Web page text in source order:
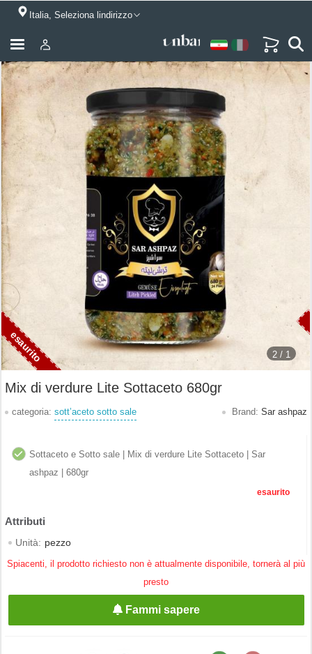
Italia, Seleziona lindirizzo
2 / 1
Mix di verdure Lite Sottaceto 680gr
categoria: sott’aceto sotto sale Brand: Sar ashpaz
Sottaceto e Sotto sale | Mix di verdure Lite Sottaceto | Sar
ashpaz | 680gr
esaurito
Unità: pezzo
Spiacenti, il prodotto richiesto non è attualmente disponibile, tornerà al più
presto
Fammi sapere